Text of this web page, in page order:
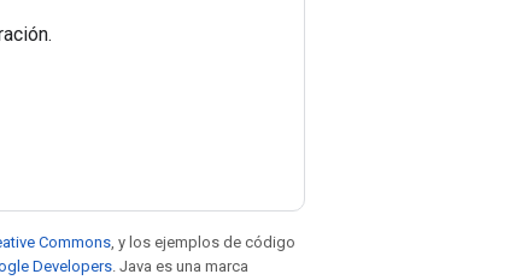
Commons , y los ejemplos de código
Developers . Java es una marca